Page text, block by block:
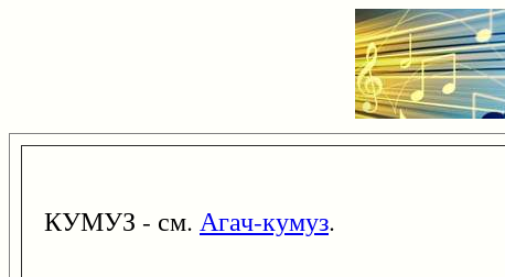
КУМУЗ - см. Агач-кумуз.